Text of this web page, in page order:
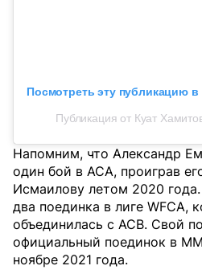
Посмотреть эту публикацию в
Публикация от Куат
Напомним, что Александр
один бой в ACA, проиграв
Исмаилову летом 2020
два поединка в лиге WFCA,
объединилась с ACB. Свой
официальный поединок в
ноябре 2021 года.